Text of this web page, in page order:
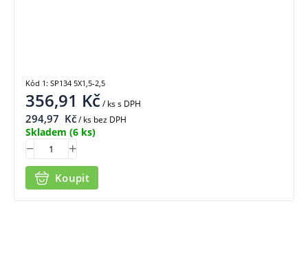
356,91 Kč/ kss DPH
294,97 Kč/ ks bez DPH
Skladem (6 ks)
Koupit
Kód 1: SP134 5X1,5-2,5